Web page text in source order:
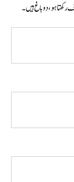
دو باغ ہیں ۔